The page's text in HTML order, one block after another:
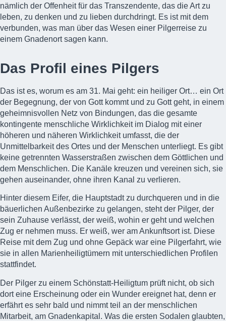
nämlich der Offenheit für das Transzendente, das die Art zu
leben, zu denken und zu lieben durchdringt. Es ist mit dem
verbunden, was man über das Wesen einer Pilgerreise zu
einem Gnadenort sagen kann.
Das Profil eines Pilgers
Das ist es, worum es am 31. Mai geht: ein heiliger Ort… ein Ort
der Begegnung, der von Gott kommt und zu Gott geht, in einem
geheimnisvollen Netz von Bindungen, das die gesamte
kontingente menschliche Wirklichkeit im Dialog mit einer
höheren und näheren Wirklichkeit umfasst, die der
Unmittelbarkeit des Ortes und der Menschen unterliegt. Es gibt
keine getrennten Wasserstraßen zwischen dem Göttlichen und
dem Menschlichen. Die Kanäle kreuzen und vereinen sich, sie
gehen auseinander, ohne ihren Kanal zu verlieren.
Hinter diesem Eifer, die Hauptstadt zu durchqueren und in die
bäuerlichen Außenbezirke zu gelangen, steht der Pilger, der
sein Zuhause verlässt, der weiß, wohin er geht und welchen
Zug er nehmen muss. Er weiß, wer am Ankunftsort ist. Diese
Reise mit dem Zug und ohne Gepäck war eine Pilgerfahrt, wie
sie in allen Marienheiligtümern mit unterschiedlichen Profilen
stattfindet.
Der Pilger zu einem Schönstatt-Heiligtum prüft nicht, ob sich
dort eine Erscheinung oder ein Wunder ereignet hat, denn er
erfährt es sehr bald und nimmt teil an der menschlichen
Mitarbeit, am Gnadenkapital. Was die ersten Sodalen glaubten,